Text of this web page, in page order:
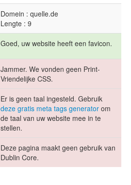
Domein : quelle.de
Lengte : 9
Goed, uw website heeft een favicon.
Jammer. We vonden geen Print-
Vriendelijke CSS.
Er is geen taal ingesteld. Gebruik
deze gratis meta tags generator om
de taal van uw website mee in te
stellen.
Deze pagina maakt geen gebruik van
Dublin Core.